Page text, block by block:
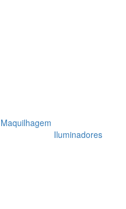
Maquilhagem
Iluminadores